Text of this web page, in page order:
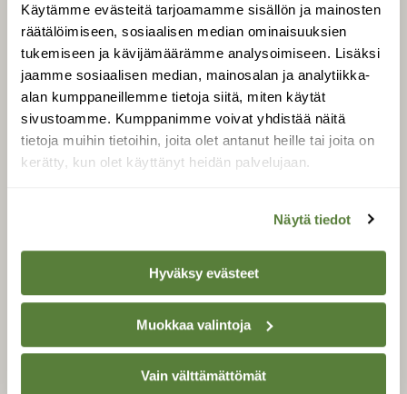
Käytämme evästeitä tarjoamamme sisällön ja mainosten
räätälöimiseen, sosiaalisen median ominaisuuksien
tukemiseen ja kävijämäärämme analysoimiseen. Lisäksi
jaamme sosiaalisen median, mainosalan ja analytiikka-
alan kumppaneillemme tietoja siitä, miten käytät
sivustoamme. Kumppanimme voivat yhdistää näitä
tietoja muihin tietoihin, joita olet antanut heille tai joita on
kerätty, kun olet käyttänyt heidän palvelujaan.
Näytä tiedot
Hyväksy evästeet
Muokkaa valintoja
Vain välttämättömät
Äänestä parasta juttua
Tilaa uutiskirje
SUOMEN LUONNON­
SUOJELU­LIITTO
Suomen Luonto -lehden
luonnonsuojelu­liitto.